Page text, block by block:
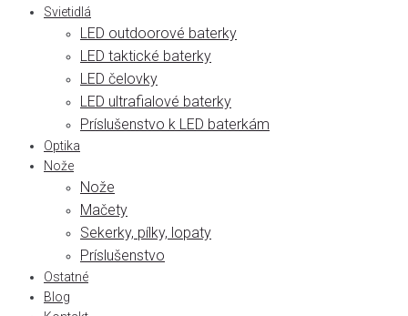
Svietidlá
LED outdoorové baterky
LED taktické baterky
LED čelovky
LED ultrafialové baterky
Príslušenstvo k LED baterkám
Optika
Nože
Nože
Mačety
Sekerky, pílky, lopaty
Príslušenstvo
Ostatné
Blog